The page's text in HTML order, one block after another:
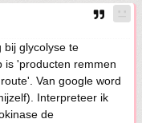
bij glycolyse te
is 'producten remmen
Van google word
Interpreteer ik
de